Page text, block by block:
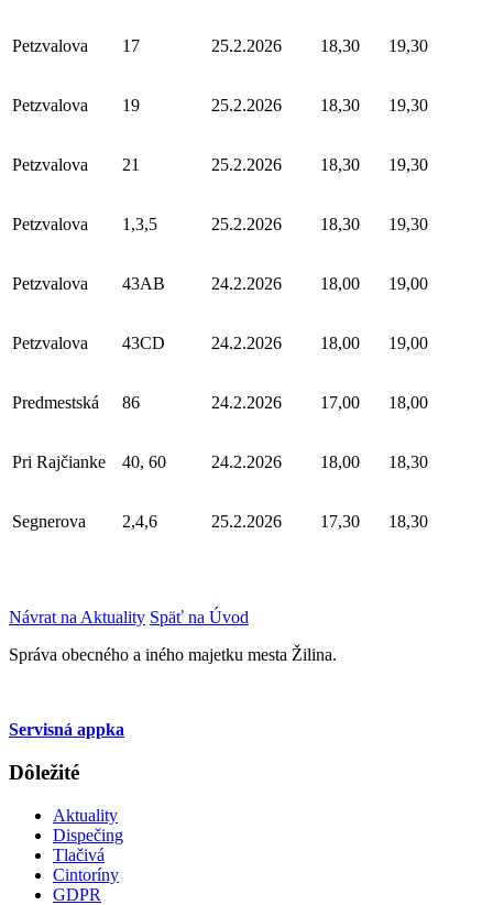
Petzvalova 17 25.2.2026 18,30 19,30
Petzvalova 19 25.2.2026 18,30 19,30
Petzvalova 21 25.2.2026 18,30 19,30
Petzvalova 1,3,5 25.2.2026 18,30 19,30
Petzvalova 43AB 24.2.2026 18,00 19,00
Petzvalova 43CD 24.2.2026 18,00 19,00
Predmestská 86 24.2.2026 17,00 18,00
Pri Rajčianke 40, 60 24.2.2026 18,00 18,30
Segnerova 2,4,6 25.2.2026 17,30 18,30
Návrat na Aktuality Späť na Úvod
Správa obecného a iného majetku mesta Žilina.
Servisná appka
Dôležité
Aktuality
Dispečing
Tlačivá
Cintoríny
GDPR